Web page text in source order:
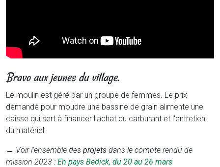
Bravo aux jeunes du village.
Le moulin est géré par un groupe de femmes. Le prix
demandé pour moudre une bassine de grain alimente une
caisse qui sert à financer l'achat du carburant et l'entretien
du matériel.
→ Voir l’ensemble des projets dans le compte rendu de
mission 2023 : En pays Bedick, du 20 au 26 mars